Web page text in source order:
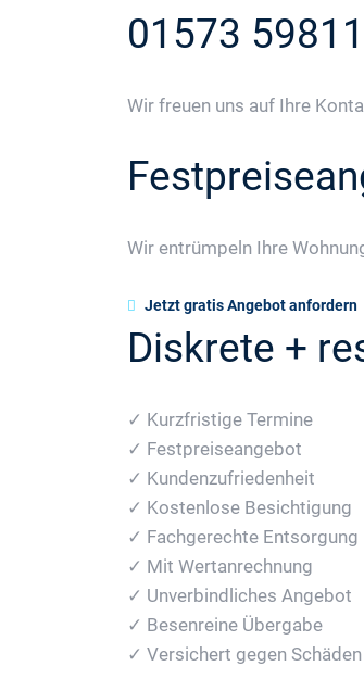
01573
Wir freuen uns auf Ihre
Wir entrümpeln Ihre
Jetzt gratis Angebot anfordern
Diskrete +
✓ Kurzfristige Termine
✓ Festpreiseangebot
✓ Kundenzufriedenheit
✓ Kostenlose Besichtigung
✓ Fachgerechte Entsorgung
✓ Mit Wertanrechnung
✓ Unverbindliches Angebot
✓ Besenreine Übergabe
✓ Versichert gegen Schäden